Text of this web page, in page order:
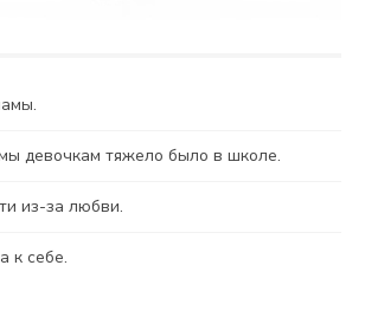
девочкам тяжело было в школе.
из-за любви.
к себе.